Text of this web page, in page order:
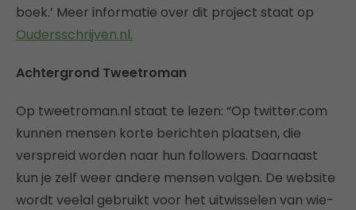
boek.’ Meer informatie over dit project staat op
Oudersschrijven.nl.
Achtergrond Tweetroman
Op tweetroman.nl staat te lezen: “Op twitter.com
kunnen mensen korte berichten plaatsen, die
verspreid worden naar hun followers. Daarnaast
kun je zelf weer andere mensen volgen. De website
wordt veelal gebruikt voor het uitwisselen van wie-